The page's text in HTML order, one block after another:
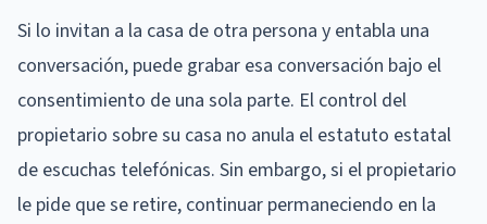
Si lo invitan a la casa de otra persona y entabla una
conversación, puede grabar esa conversación bajo el
consentimiento de una sola parte. El control del
propietario sobre su casa no anula el estatuto estatal
de escuchas telefónicas. Sin embargo, si el propietario
le pide que se retire, continuar permaneciendo en la